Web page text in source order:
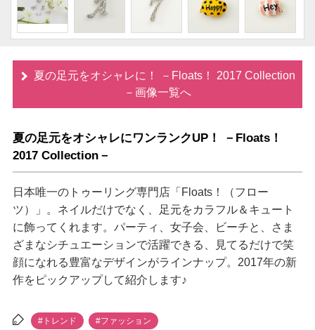
夏の足元をオシャレに！ －Floats！ 2017 Collection
－画像一覧へ
夏の足元をオシャレにワンランクUP！ －Floats！
2017 Collection－
日本唯一のトゥーリング専門店「Floats！（フロー
ツ）」。ネイルだけでなく、足元をカラフル＆キュート
に飾ってくれます。パーティ、女子会、ビーチと、さま
ざまなシチュエーションで活躍できる、見てるだけで笑
顔になれる豊富なデザインがラインナップ。2017年の新
作をピックアップして紹介します♪
#トレンド #ファッション